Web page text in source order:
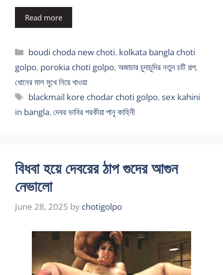
Read more
Categories
boudi choda new choti, kolkata bangla choti
golpo, porokia choti golpo, অজাচার চুদাচুদির নতুন চটি গল্প,
ধোনের মাল মুখে নিয়ে খাওয়া
Tags
blackmail kore chodar choti golpo,sex kahini
in bangla, দেবর ভাবির পরকীয়া পানু কাহিনী
বিধবা হয়ে দেবরের ঠাপ গুদের আগুন
নেভালো
June 28, 2025 by chotigolpo